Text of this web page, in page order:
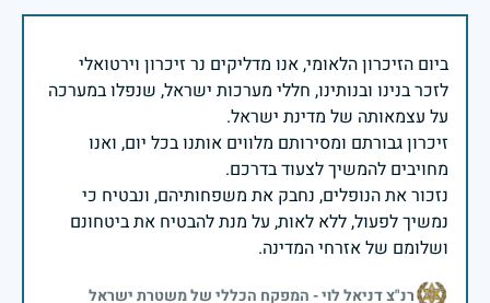
ביום הזיכרון הלאומי, אנו מדליקים נר זיכרון וירטואלי
לזכר בנינו ובנותינו, חללי מערכות ישראל, שנפלו במערכה
זיכרון גבורתם ומסירותם מלווים אותנו בכל יום, ואנו
נזכור את הנופלים, נחבק את משפחותיהם, ונבטיח כי
נמשיך לפעול, ללא לאות, על מנת להבטיח את ביטחונם
ושלומם של אזרחי המדינה.
רנ"צ דניאל לוי - המפקח הכללי של משטרת ישראל